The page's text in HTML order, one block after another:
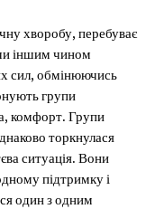
хворобу, перебуває
іншим чином
сил, обмінюючись
групи
комфорт. Групи
торкнулася
ситуація. Вони
підтримку і
один з одним